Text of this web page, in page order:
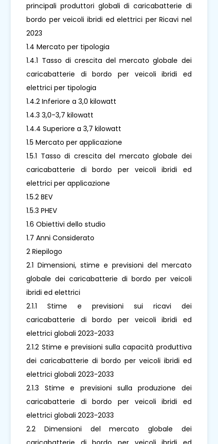
principali produttori globali di caricabatterie di
bordo per veicoli ibridi ed elettrici per Ricavi nel
2023
1.4 Mercato per tipologia
1.4.1 Tasso di crescita del mercato globale dei
caricabatterie di bordo per veicoli ibridi ed
elettrici per tipologia
1.4.2 Inferiore a 3,0 kilowatt
1.4.3 3,0-3,7 kilowatt
1.4.4 Superiore a 3,7 kilowatt
1.5 Mercato per applicazione
1.5.1 Tasso di crescita del mercato globale dei
caricabatterie di bordo per veicoli ibridi ed
elettrici per applicazione
1.5.2 BEV
1.5.3 PHEV
1.6 Obiettivi dello studio
1.7 Anni Considerato
2 Riepilogo
2.1 Dimensioni, stime e previsioni del mercato
globale dei caricabatterie di bordo per veicoli
ibridi ed elettrici
2.1.1 Stime e previsioni sui ricavi dei
caricabatterie di bordo per veicoli ibridi ed
elettrici globali 2023-2033
2.1.2 Stime e previsioni sulla capacità produttiva
dei caricabatterie di bordo per veicoli ibridi ed
elettrici globali 2023-2033
2.1.3 Stime e previsioni sulla produzione dei
caricabatterie di bordo per veicoli ibridi ed
elettrici globali 2023-2033
2.2 Dimensioni del mercato globale dei